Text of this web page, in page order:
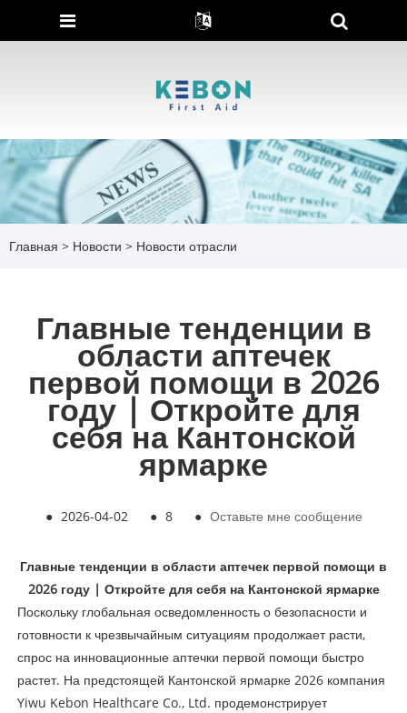
Главная > Новости > Новости отрасли
Главные тенденции в
области аптечек
первой помощи в 2026
году | Откройте для
себя на Кантонской
ярмарке
● 2026-04-02 ● 8 ● Оставьте мне сообщение
Главные тенденции в области аптечек первой помощи в
2026 году | Откройте для себя на Кантонской ярмарке
Поскольку глобальная осведомленность о безопасности и
готовности к чрезвычайным ситуациям продолжает расти,
спрос на инновационные аптечки первой помощи быстро
растет. На предстоящей Кантонской ярмарке 2026 компания
Yiwu Kebon Healthcare Co., Ltd. продемонстрирует